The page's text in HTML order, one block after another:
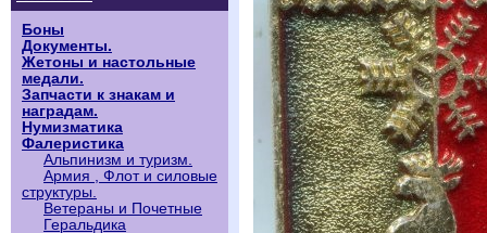
Боны
Документы.
Жетоны и настольные
медали.
Запчасти к знакам и
наградам.
Нумизматика
Фалеристика
Альпинизм и туризм.
Армия , Флот и силовые
структуры.
Ветераны и Почетные
Геральдика